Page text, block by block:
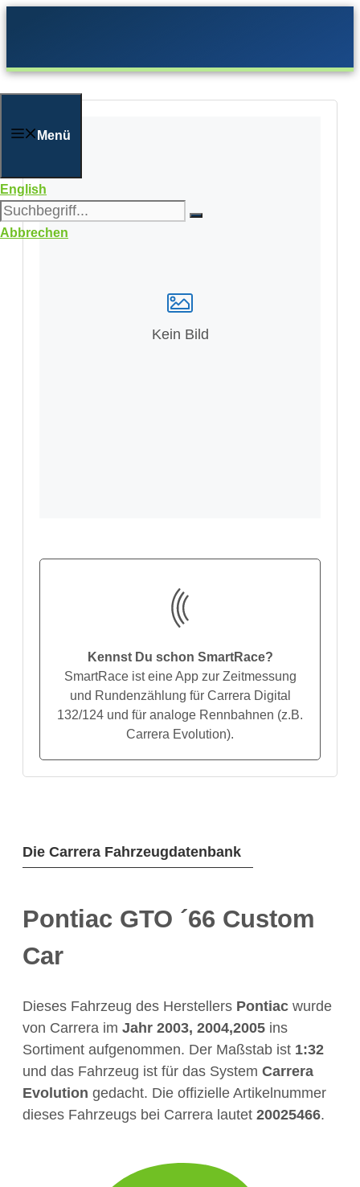
Menü
English
Abbrechen
Die Carrera Fahrzeugdatenbank
Pontiac GTO ´66 Custom
Car
Dieses Fahrzeug des Herstellers Pontiac wurde
von Carrera im Jahr 2003, 2004,2005 ins
Sortiment aufgenommen. Der Maßstab ist 1:32
und das Fahrzeug ist für das System Carrera
Evolution gedacht. Die offizielle Artikelnummer
dieses Fahrzeugs bei Carrera lautet 20025466.
Kein Bild
Kennst Du schon SmartRace?
SmartRace ist eine App zur Zeitmessung
und Rundenzählung für Carrera Digital
132/124 und für analoge Rennbahnen (z.B.
Carrera Evolution).